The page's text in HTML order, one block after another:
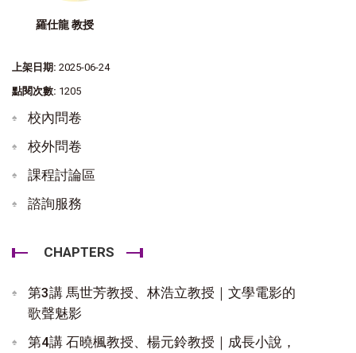
羅仕龍 教授
上架日期: 2025-06-24
點閱次數: 1205
校內問卷
校外問卷
課程討論區
諮詢服務
CHAPTERS
第3講 馬世芳教授、林浩立教授｜文學電影的
歌聲魅影
第4講 石曉楓教授、楊元鈴教授｜成長小說，